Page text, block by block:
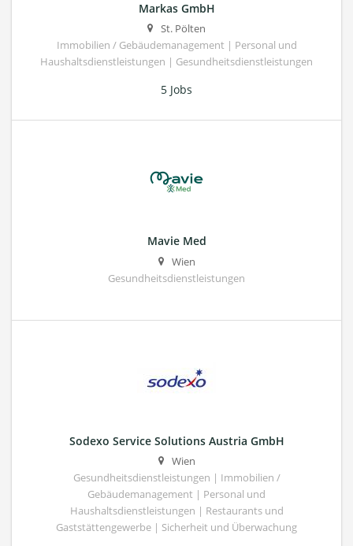
Markas GmbH
St. Pölten
Immobilien / Gebäudemanagement | Personal und
Haushaltsdienstleistungen | Gesundheitsdienstleistungen
5 Jobs
Mavie Med
Wien
Gesundheitsdienstleistungen
Sodexo Service Solutions Austria GmbH
Wien
Gesundheitsdienstleistungen | Immobilien /
Gebäudemanagement | Personal und
Haushaltsdienstleistungen | Restaurants und
Gaststättengewerbe | Sicherheit und Überwachung